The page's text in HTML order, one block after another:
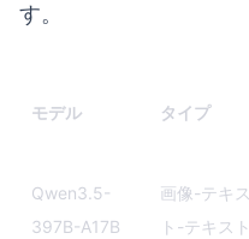
す。
モデル タイプ
Qwen3.5-
397B-A17B
画像-テキス
ト-テキスト